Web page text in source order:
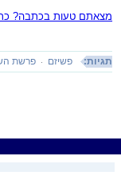
מצאתם טעות בכתבה?
תגיות: פשיזם פרשת